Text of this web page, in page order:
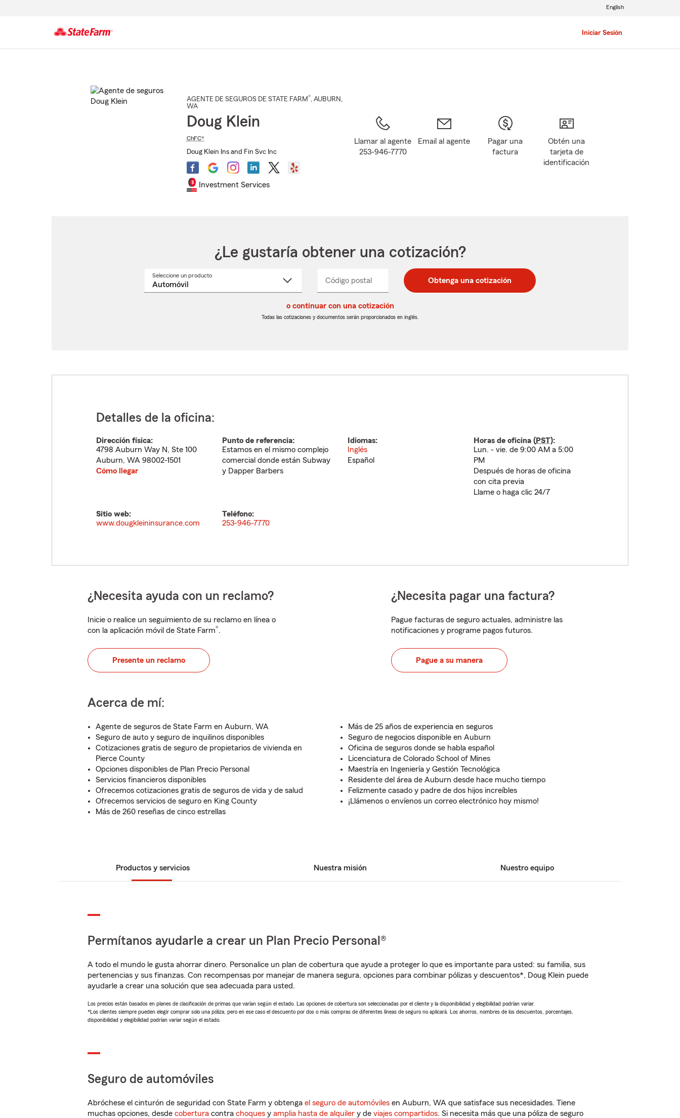
Iniciar Sesión
English
AGENTE DE SEGUROS DE STATE FARM®, AUBURN ,
WA
Doug Klein
ChFC®
Doug Klein Ins and Fin Svc Inc
Investment Services
Llamar al agente
253-946-7770
Email al agente
Pagar una
factura
Obtén una
tarjeta de
identificación
¿Le gustaría obtener una cotización?
Seleccione un productoSeleccione
Código postal
postal
de
postal
de
_____ Obtenga una cotización
o continuar con una cotización
Todas las cotizaciones y documentos serán proporcionados en inglés.
Detalles de la oficina:
Dirección física:
4798 Auburn Way N, Ste 100
Auburn, WA 98002-1501
Cómo llegar
Punto de referencia:
Estamos en el mismo complejo
comercial donde están Subway
y Dapper Barbers
Idiomas:
Inglés
Español
Horas de oficina (PST):
Lun. - vie. de 9:00 AM a 5:00
PM
Después de horas de oficina
con cita previa
Llame o haga clic 24/7
Sitio web:
www.dougkleininsurance.com
Teléfono:
253-946-7770
¿Necesita ayuda con un reclamo?
Inicie o realice un seguimiento de su reclamo en línea o
con la aplicación móvil de State Farm®.
Presente un reclamo
¿Necesita pagar una factura?
Pague facturas de seguro actuales, administre las
notificaciones y programe pagos futuros.
Pague a su manera
Acerca de mí:
Agente de seguros de State Farm en Auburn, WA
Seguro de auto y seguro de inquilinos disponibles
Cotizaciones gratis de seguro de propietarios de vivienda en
Pierce County
Opciones disponibles de Plan Precio Personal
Servicios financieros disponibles
Ofrecemos cotizaciones gratis de seguros de vida y de salud
Ofrecemos servicios de seguro en King County
Más de 260 reseñas de cinco estrellas
Más de 25 años de experiencia en seguros
Seguro de negocios disponible en Auburn
Oficina de seguros donde se habla español
Licenciatura de Colorado School of Mines
Maestría en Ingeniería y Gestión Tecnológica
Residente del área de Auburn desde hace mucho tiempo
Felizmente casado y padre de dos hijos increíbles
¡Llámenos o envíenos un correo electrónico hoy mismo!
Productos y servicios Nuestra misión Nuestro equipo
Permítanos ayudarle a crear un Plan Precio Personal®
A todo el mundo le gusta ahorrar dinero. Personalice un plan de cobertura que ayude a proteger lo que es importante para usted: su familia, sus
pertenencias y sus finanzas. Con recompensas por manejar de manera segura, opciones para combinar pólizas y descuentos*, Doug Klein puede
ayudarle a crear una solución que sea adecuada para usted.
Los precios están basados en planes de clasificación de primas que varían según el estado. Las opciones de cobertura son seleccionadas por el cliente y la disponibilidad y elegibilidad podrían variar.
*Los clientes siempre pueden elegir comprar solo una póliza, pero en ese caso el descuento por dos o más compras de diferentes líneas de seguro no aplicará. Los ahorros, nombres de los descuentos, porcentajes,
disponibilidad y elegibilidad podrían variar según el estado.
Seguro de automóviles
Abróchese el cinturón de seguridad con State Farm y obtenga el seguro de automóviles en Auburn, WA que satisface sus necesidades. Tiene
muchas opciones, desde cobertura contra choques y amplia hasta de alquiler y de viajes compartidos. Si necesita más que una póliza de seguro